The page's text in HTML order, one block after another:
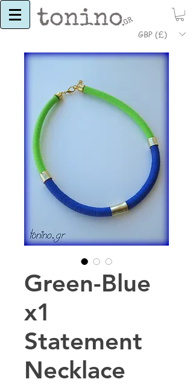
GBP (£)
Green-Blue
x1
Statement
Necklace